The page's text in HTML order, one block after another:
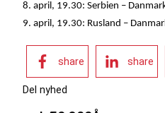
8. april, 19.30: Serbien –
9. april, 19.30: Rusland –
share share
Del nyhed